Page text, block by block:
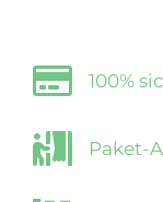
100%
Paket-